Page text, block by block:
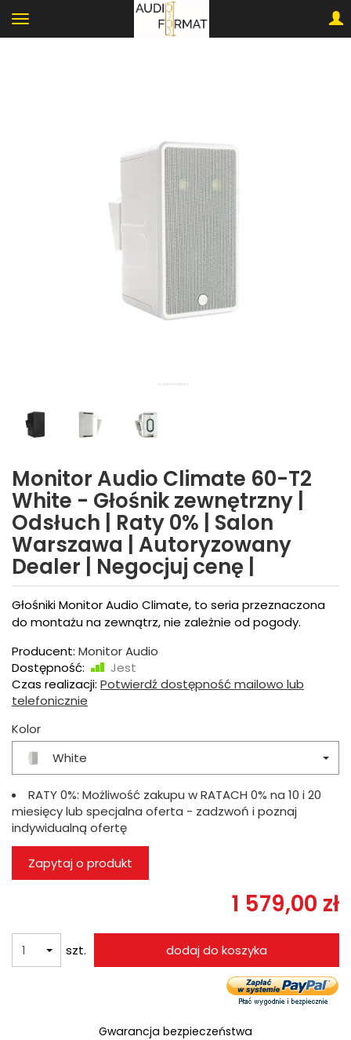
Monitor Audio Climate 60-T2
White - Głośnik zewnętrzny |
Odsłuch | Raty 0% | Salon
Warszawa | Autoryzowany
Dealer | Negocjuj cenę |
Głośniki Monitor Audio Climate, to seria przeznaczona
do montażu na zewnątrz, nie zależnie od pogody.
Producent: Monitor Audio
Dostępność:
Jest
Czas realizacji: Potwierdź dostępność mailowo lub
telefonicznie
Kolor
White
RATY 0%: Możliwość zakupu w RATACH 0% na 10 i 20
miesięcy lub specjalna oferta - zadzwoń i poznaj
indywidualną ofertę
Zapytaj o produkt
1 579,00 zł
szt. dodaj do koszyka
Gwarancja bezpieczeństwa